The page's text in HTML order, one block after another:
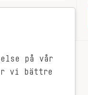
på vår
vi bättre